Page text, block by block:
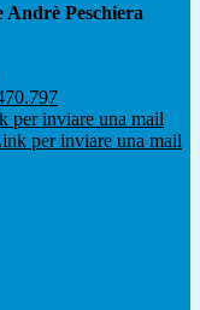
Peschiera
per inviare una mail
per inviare una mail